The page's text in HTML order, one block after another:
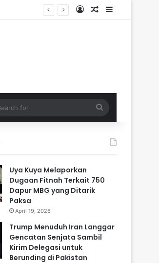
Log InRandom Article
Sidebar
for
Uya Kuya Melaporkan
Dugaan Fitnah Terkait 750
Dapur MBG yang Ditarik
Paksa
April 19, 2026
Trump Menuduh Iran Langgar
Gencatan Senjata Sambil
Kirim Delegasi untuk
Berunding di Pakistan